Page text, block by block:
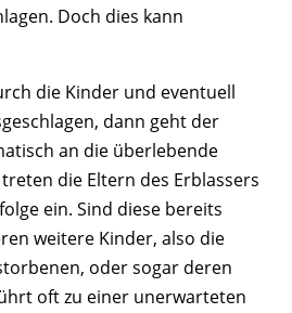
Doch dies kann
die Kinder und eventuell
dann geht der
an die überlebende
die Eltern des Erblassers
ein. Sind diese bereits
weitere Kinder, also die
oder sogar deren
oft zu einer unerwarteten